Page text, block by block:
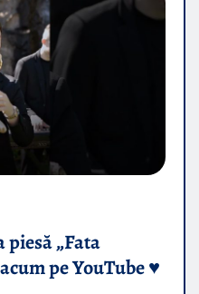
„Fata
pe YouTube ♥️